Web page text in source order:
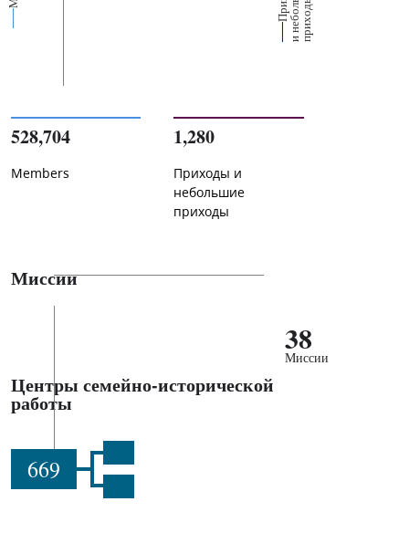
х
ь
ы
528,704
Members
1,280
Приходы и
небольшие
приходы
Миссии
38
Миссии
Центры семейно-исторической
работы
669